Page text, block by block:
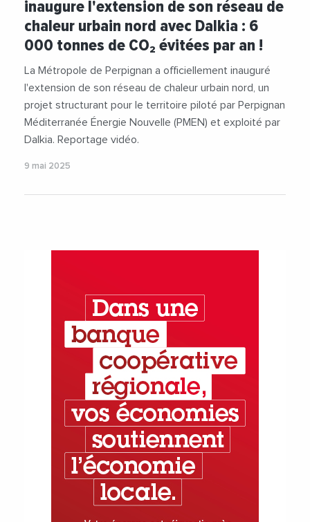
#PerpignanMediterraneeMetropole
#PrefectureDesPyreneesOrientales
#RobertVila
#Videos #VieDesEntreprises
inaugure l'extension de son réseau de
chaleur urbain nord avec Dalkia : 6
000 tonnes de CO₂ évitées par an !
La Métropole de Perpignan a officiellement inauguré
l'extension de son réseau de chaleur urbain nord, un
projet structurant pour le territoire piloté par Perpignan
Méditerranée Énergie Nouvelle (PMEN) et exploité par
Dalkia. Reportage vidéo.
9 mai 2025